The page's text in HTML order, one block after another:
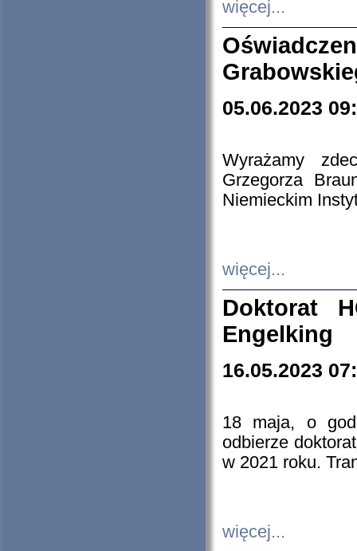
więcej...
05.06.2023
Wyrażamy
Grzegorza
Niemieckim
więcej...
Doktorat
Engelking
16.05.2023
18 maja, o
odbierze
w 2021 roku.
więcej...